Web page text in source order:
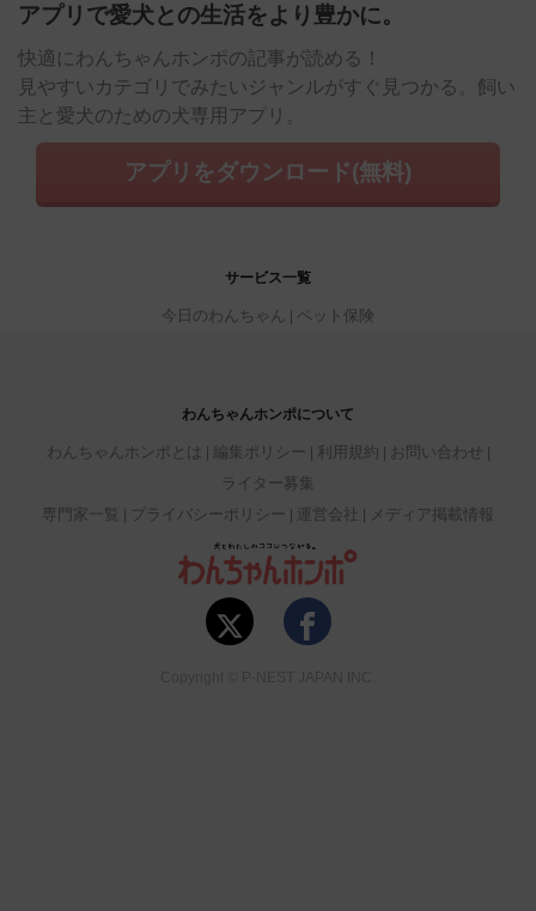
アプリで愛犬との生活をより豊かに。
快適にわんちゃんホンポの記事が読める！
見やすいカテゴリでみたいジャンルがすぐ見つかる。飼い
主と愛犬のための犬専用アプリ。
アプリをダウンロード(無料)
サービス一覧
今日のわんちゃん ペット保険
わんちゃんホンポについて
わんちゃんホンポとは 編集ポリシー 利用規約
お問い合わせ
ライター募集
専門家一覧
プライバシーポリシー 運営会社 メディア掲載情報